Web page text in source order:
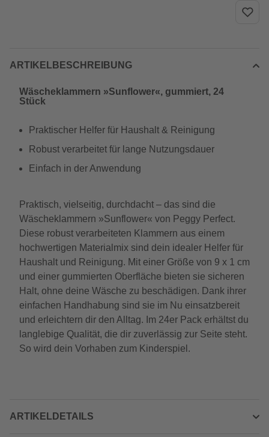
ARTIKELBESCHREIBUNG
Wäscheklammern »Sunflower«, gummiert, 24
Stück
Praktischer Helfer für Haushalt & Reinigung
Robust verarbeitet für lange Nutzungsdauer
Einfach in der Anwendung
Praktisch, vielseitig, durchdacht – das sind die
Wäscheklammern »Sunflower« von Peggy Perfect.
Diese robust verarbeiteten Klammern aus einem
hochwertigen Materialmix sind dein idealer Helfer für
Haushalt und Reinigung. Mit einer Größe von 9 x 1 cm
und einer gummierten Oberfläche bieten sie sicheren
Halt, ohne deine Wäsche zu beschädigen. Dank ihrer
einfachen Handhabung sind sie im Nu einsatzbereit
und erleichtern dir den Alltag. Im 24er Pack erhältst du
langlebige Qualität, die dir zuverlässig zur Seite steht.
So wird dein Vorhaben zum Kinderspiel.
ARTIKELDETAILS